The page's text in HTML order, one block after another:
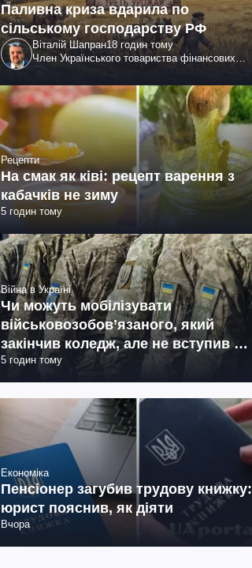
Паливна криза вдарила по
сільському господарству РФ
Віталій Шапран18 годин тому
Член Українського товариства фінансових
Рецепти
На смак як ківі: рецепт варення з
кабачків не зиму
5 годин тому
Війна в Україні
Чи можуть мобілізувати
військовозобов’язаного, який
закінчив коледж, але не вступив у
виш: пояснення юриста
5 годин тому
Економіка
Пенсіонер загубив трудову книжку:
юрист пояснив, як діяти
Вчора